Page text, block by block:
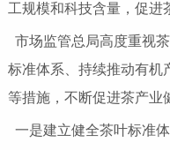
工规模和科技含量，促进
市场监管总局高度重视
标准体系、持续推动有机
等措施，不断促进茶产业
一是建立健全茶叶标准